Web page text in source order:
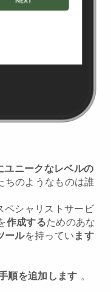
ユニークなレベルの
ちのようなものは誰
ペシャリストサービ
作成するためのあな
ールを持ってい ます
順を追加します 。